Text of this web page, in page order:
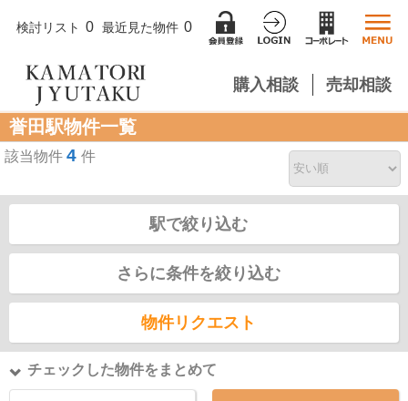
検討リスト 0 最近見た物件 0
購入相談 売却相談
誉田駅物件一覧
該当物件 4 件
駅で絞り込む
さらに条件を絞り込む
物件リクエスト
チェックした物件をまとめて